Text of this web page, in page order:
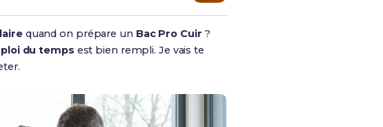
quand on prépare un Bac Pro Cuir ?
du temps est bien rempli. Je vais te